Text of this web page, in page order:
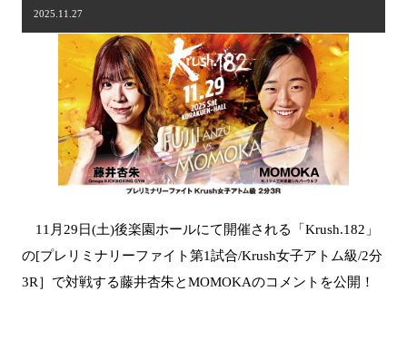
ไทย
2025.11.27
11月29日(土)後楽園ホールにて開催される「Krush.182」
の[プレリミナリーファイト第1試合/Krush女子アトム級/2分
3R］で対戦する藤井杏朱とMOMOKAのコメントを公開！